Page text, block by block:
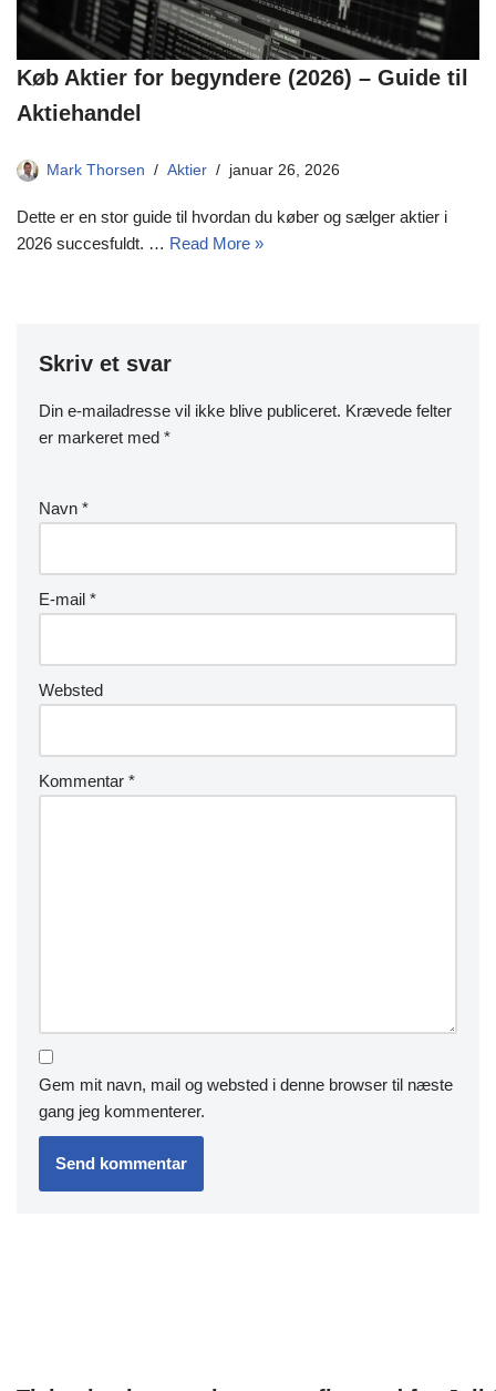
Køb Aktier for begyndere (2026) – Guide til
Aktiehandel
Mark Thorsen Aktier januar 26, 2026
Dette er en stor guide til hvordan du køber og sælger aktier i
2026 succesfuldt. … Read More »
Skriv et svar
Din e-mailadresse vil ikke blive publiceret. Krævede felter
er markeret med *
Navn *
E-mail *
Websted
Kommentar *
Gem mit navn, mail og websted i denne browser til næste
gang jeg kommenterer.